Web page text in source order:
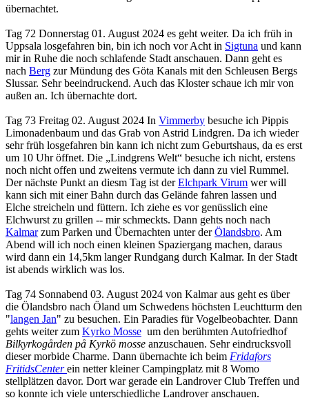
übernachtet.
Tag 72 Donnerstag 01. August 2024 es geht weiter. Da ich früh in
Uppsala losgefahren bin, bin ich noch vor Acht in Sigtuna und kann
mir in Ruhe die noch schlafende Stadt anschauen. Dann geht es
nach Berg zur Mündung des Göta Kanals mit den Schleusen Bergs
Slussar. Sehr beeindruckend. Auch das Kloster schaue ich mir von
außen an. Ich übernachte dort.
Tag 73 Freitag 02. August 2024 In Vimmerby besuche ich Pippis
Limonadenbaum und das Grab von Astrid Lindgren. Da ich wieder
sehr früh losgefahren bin kann ich nicht zum Geburtshaus, da es erst
um 10 Uhr öffnet. Die „Lindgrens Welt“ besuche ich nicht, erstens
noch nicht offen und zweitens vermute ich dann zu viel Rummel.
Der nächste Punkt an diesm Tag ist derElchpark Virum wer will
kann sich mit einer Bahn durch das Gelände fahren lassen und
Elche streicheln und füttern. Ich ziehe es vor genüsslich eine
Elchwurst zu grillen -- mir schmeckts. Dann gehts noch nach
Kalmarzum Parken und Übernachten unter derÖlandsbro. Am
Abend will ich noch einen kleinen Spaziergang machen, daraus
wird dann ein 14,5km langer Rundgang durch Kalmar. In der Stadt
ist abends wirklich was los.
Tag 74 Sonnabend 03. August 2024 von Kalmar aus geht es über
die Ölandsbro nach Öland um Schwedens höchsten Leuchtturm den
"langen Jan" zu besuchen. Ein Paradies für Vogelbeobachter. Dann
gehts weiter zum Kyrko Mosse um den berühmten Autofriedhof
Bilkyrkogården på Kyrkö mosse anzuschauen. Sehr eindrucksvoll
dieser morbide Charme. Dann übernachte ich beim Fridafors
FritidsCenterein netter kleiner Campingplatz mit 8 Womo
stellplätzen davor. Dort war gerade ein Landrover Club Treffen und
so konnte ich viele unterschiedliche Landrover anschauen.